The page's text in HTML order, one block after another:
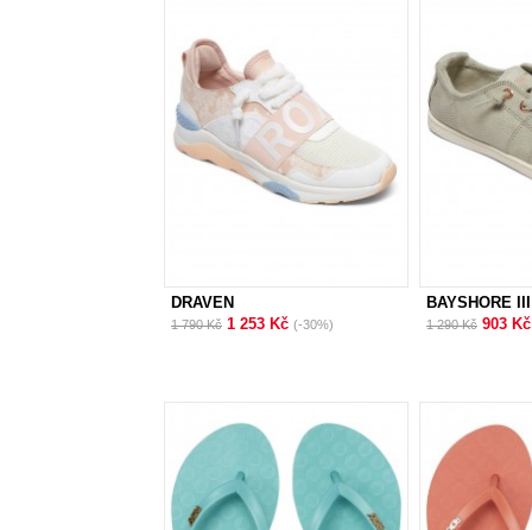
DRAVEN
1 790 Kč 1 253 Kč (-30%)
BAYSHORE III
1 290 Kč 903